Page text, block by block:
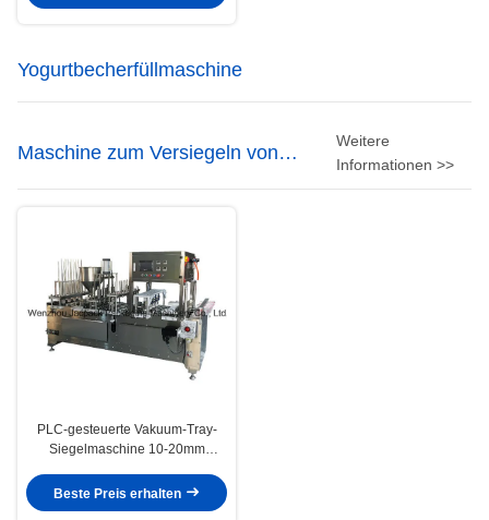
Yogurtbecherfüllmaschine
Maschine zum Versiegeln von
Vakuum-Trägern
Weitere
Informationen >>
PLC-gesteuerte Vakuum-Tray-
Siegelmaschine 10-20mm
Versiegelungsgeschwindigkeit
Beste Preis erhalten